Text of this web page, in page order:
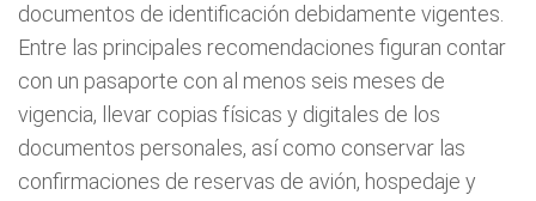
documentos de identificación debidamente vigentes.
Entre las principales recomendaciones figuran contar
con un pasaporte con al menos seis meses de
vigencia, llevar copias físicas y digitales de los
documentos personales, así como conservar las
confirmaciones de reservas de avión, hospedaje y